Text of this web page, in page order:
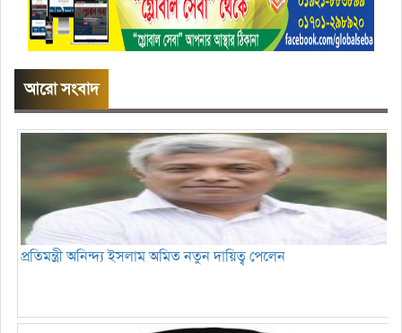
আরো সংবাদ
প্রতিমন্ত্রী অনিন্দ্য ইসলাম অমিত নতুন দায়িত্ব পেলেন